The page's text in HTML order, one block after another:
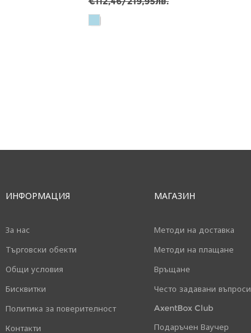
ИНФОРМАЦИЯ
За нас
Търговски обекти
Общи условия
Бисквитки
Политика за поверителност
Контакти
МАГАЗИН
Методи на доставка
Методи на плащане
Връщане
Често задавани въпроси
AxentBox Club
Подаръчен Ваучер